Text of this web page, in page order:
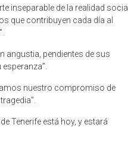
inseparable de la realidad social,
que contribuyen cada día al
angustia, pendientes de sus
nuestro compromiso de
Tenerife está hoy, y estará